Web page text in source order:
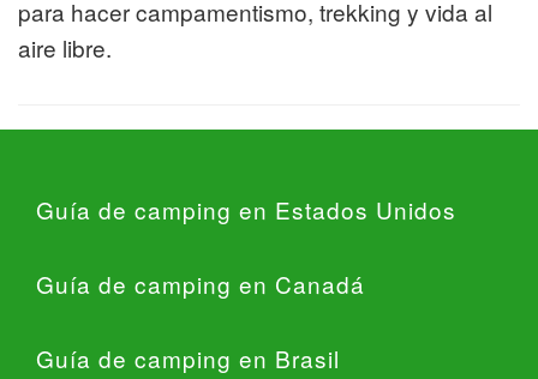
para hacer campamentismo, trekking y vida al
aire libre.
Guía de camping en Estados Unidos
Guía de camping en Canadá
Guía de camping en Brasil